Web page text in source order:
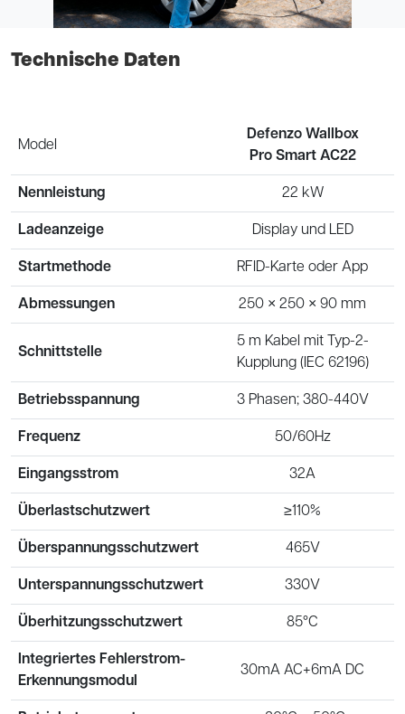
Technische Daten
Model
Defenzo Wallbox
Pro Smart AC22
Nennleistung 22 kW
Ladeanzeige Display und LED
Startmethode RFID-Karte oder App
Abmessungen 250 × 250 × 90 mm
Schnittstelle
5 m Kabel mit Typ-2-
Kupplung (IEC 62196)
Betriebsspannung 3 Phasen; 380-440V
Frequenz 50/60Hz
Eingangsstrom 32A
Überlastschutzwert ≥110%
Überspannungsschutzwert 465V
Unterspannungsschutzwert 330V
Überhitzungsschutzwert 85°C
Integriertes Fehlerstrom-
Erkennungsmodul
30mA AC+6mA DC